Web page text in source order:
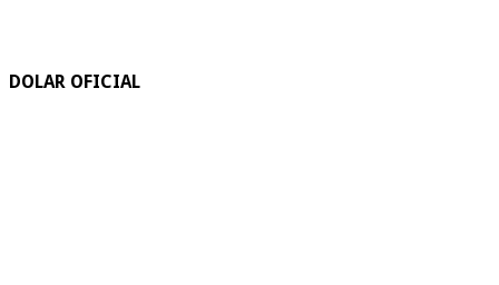
DOLAR OFICIAL